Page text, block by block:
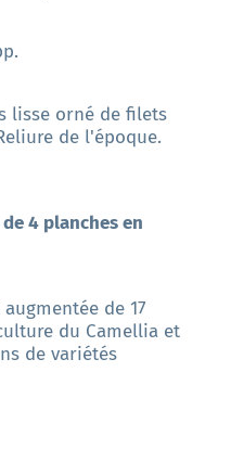
lisse orné de filets
de l'époque.
4 planches en
de 17
du Camellia et
de variétés